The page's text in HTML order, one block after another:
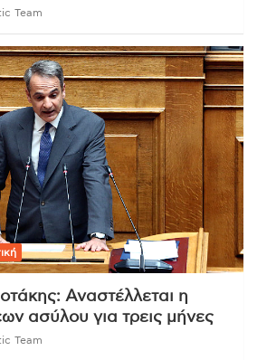
Team
Αναστέλλεται η
ασύλου για τρεις μήνες
Team